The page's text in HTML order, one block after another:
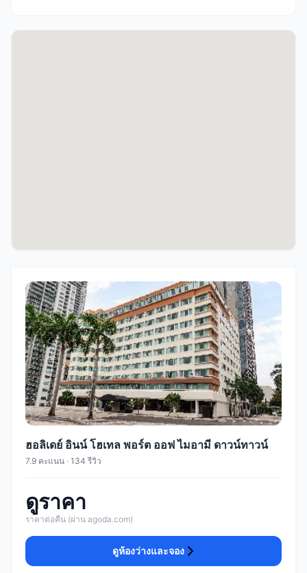
ฮอลิเดย์ อินน์ โฮเทล พอร์ต ออฟ ไมอามี ดาวน์ทาวน์
7.9 คะแนน · 134 รีวิว
ดูราคา
ราคาต่อคืน (ผ่าน agoda.com)
ดูห้องว่างและจอง